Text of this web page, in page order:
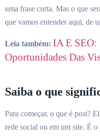
uma frase curta. Mas o que
que vamos entender aqui, de
Leia também: IA E SEO:
Oportunidades Das
Saiba o que
Para começar, o que é post?
rede social ou em um site. É o